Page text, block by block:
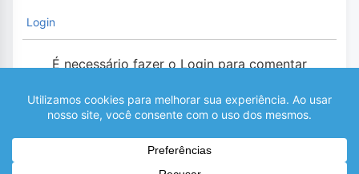
Login
É necessário fazer o Login para comentar
0 COMENTÁRIOS